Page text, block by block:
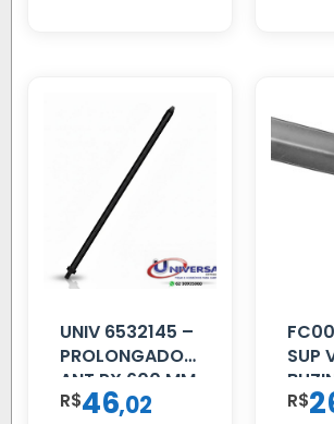
UNIV 6532145 –
PROLONGADOR
ANT PX 600 MM
FIBRA PRETA
R$46,02
SUP
C/
R$